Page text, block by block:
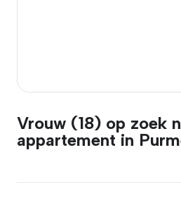
Vrouw (18) op zoek
appartement in